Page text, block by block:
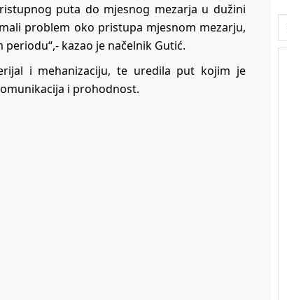
puta do mjesnog mezarja u dužini
problem oko pristupa mjesnom mezarju,
kazao je načelnik Gutić.
i mehanizaciju, te uredila put kojim je
i prohodnost.